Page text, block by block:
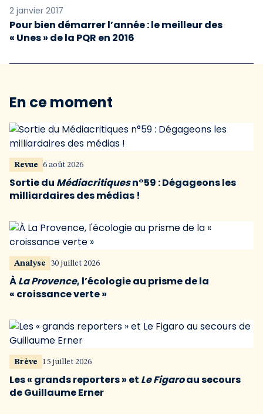
2 janvier 2017
Pour bien démarrer l’année : le meilleur des
« Unes » de la PQR en 2016
En ce moment
Revue 6 août 2026
Sortie du Médiacritiquesn°59 : Dégageons les
milliardaires des médias !
Analyse 30 juillet 2026
ÀLa Provence, l’écologie au prisme de la
« croissance verte »
Brève 15 juillet 2026
Les « grands reporters » et Le Figaroau secours
de Guillaume Erner